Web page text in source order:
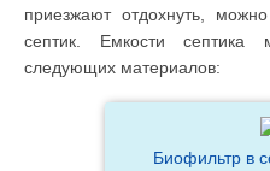
приезжают отдохнуть,
септик. Емкости септика
следующих материалов:
Биофильтр в